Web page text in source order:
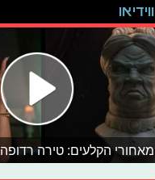
ווידיאו
מאחורי הקלעים: טירה רדופה